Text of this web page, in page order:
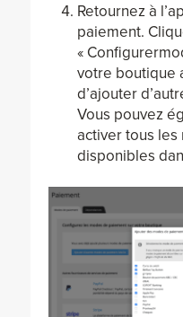
Retournez à
paiement.
«
votre boutique
d’ajouter
Vous pouvez
activer tous
disponibles